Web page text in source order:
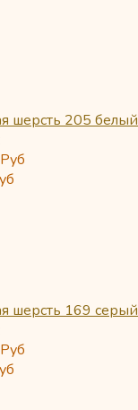
шерсть 205 белый
Руб
шерсть 169 серый
Руб